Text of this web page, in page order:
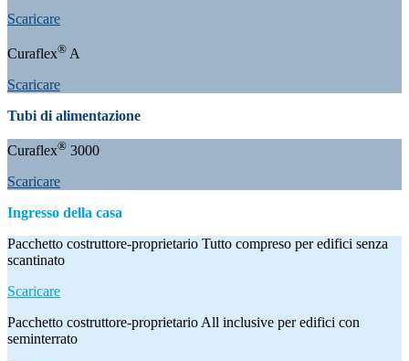
Scaricare
Curaflex® A
Scaricare
Tubi di alimentazione
Curaflex® 3000
Scaricare
Ingresso della casa
Pacchetto costruttore-proprietario Tutto compreso per edifici senza
scantinato
Scaricare
Pacchetto costruttore-proprietario All inclusive per edifici con
seminterrato